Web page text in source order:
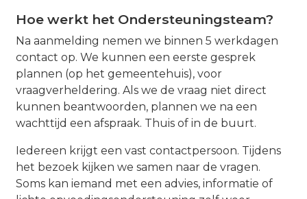
Hoe werkt het Ondersteuningsteam?
Na aanmelding nemen we binnen 5 werkdagen
contact op. We kunnen een eerste gesprek
plannen (op het gemeentehuis), voor
vraagverheldering. Als we de vraag niet direct
kunnen beantwoorden, plannen we na een
wachttijd een afspraak. Thuis of in de buurt.
Iedereen krijgt een vast contactpersoon. Tijdens
het bezoek kijken we samen naar de vragen.
Soms kan iemand met een advies, informatie of